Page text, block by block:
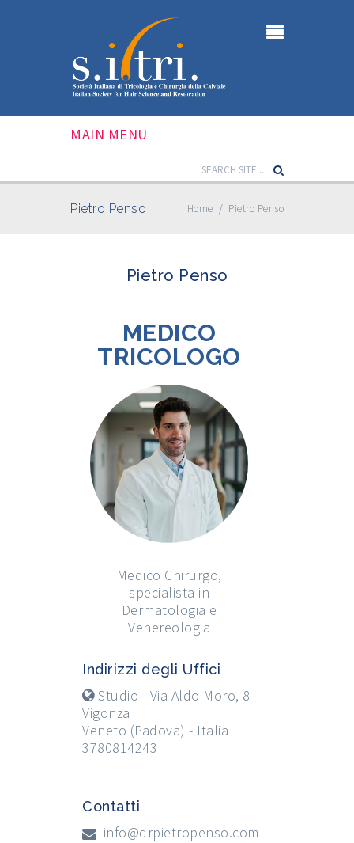
MAIN MENU
Pietro Penso Home / Pietro Penso
Pietro Penso
MEDICO
TRICOLOGO
Medico Chirurgo,
specialista in
Dermatologia e
Venereologia
Indirizzi degli Uffici
Studio - Via Aldo Moro, 8 -
Vigonza
Veneto (Padova) - Italia
3780814243
Contatti
info@drpietropenso.com